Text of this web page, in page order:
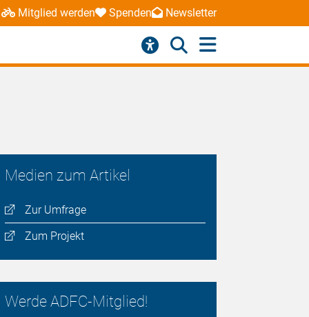
Mitglied werden Spenden Newsletter
Medien zum Artikel
Zur Umfrage
Zum Projekt
Werde ADFC-Mitglied!